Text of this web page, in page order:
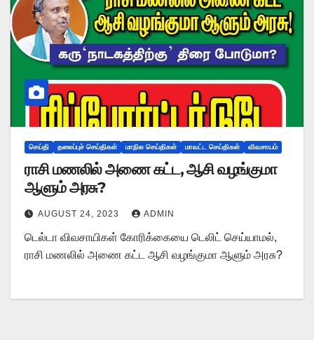
செய்தி தலைப்புச் செய்திகள் மாநில செய்திகள் மாவட்ட செய்திகள் விவசாயம்
ராசி மணலில் அணை கட்ட, ஆசி வழங்குமா
ஆளும் அரசு?
AUGUST 24, 2023 ADMIN
டெல்டா விவசாயிகள் கோரிக்கையை டெலிட் செய்யாமல்,
ராசி மணலில் அணை கட்ட ஆசி வழங்குமா ஆளும் அரசு?